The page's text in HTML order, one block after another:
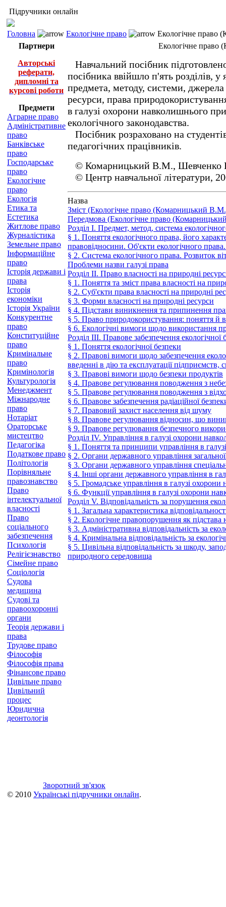
Підручники онлайн
Головна Екологічне право
Екологічне право
Партнери
Авторські
реферати,
дипломні та
курсові роботи
Предмети
Аграрне право
Адміністративне
право
Банківське
право
Господарське
право
Екологічне
право
Екологія
Етика та
Естетика
Житлове право
Журналістика
Земельне право
Інформаційне
право
Історія держави і
права
Історія
економіки
Історія України
Конкурентне
право
Конституційне
право
Кримінальне
право
Кримінологія
Культурологія
Менеджмент
Міжнародне
право
Нотаріат
Ораторське
мистецтво
Педагогіка
Податкове право
Політологія
Порівняльне
правознавство
Право
інтелектуальної
власності
Право
соціального
забезпечення
Психологія
Релігієзнавство
Сімейне право
Соціологія
Судова
медицина
Судові та
правоохоронні
органи
Теорія держави і
права
Трудове право
Філософія
Філософія права
Фінансове право
Цивільне право
Цивільний
процес
Юридична
деонтологія
Екологічне
Навчальний посібник
посібника ввійшло п'ять розділів,
предмета, методу, системи, джерела
ресурси, права
в галузі охорони навколишнього
екологічного законодавства.
Посібник розраховано на
педагогічних працівників.
© Комарницький В.М., Шевченко
© Центр навчальної літератури,
Назва
Зміст (Екологічне право (Комарницький
Передмова (Екологічне право
Розділ І. Предмет, метод, система
§ 1. Поняття екологічного права, його
правовідносини. Об'єкти екологічного
§ 2. Система екологічного права. Розвиток
Проблеми назви галузі права
Розділ II. Право власності на природні
§ 1. Поняття та зміст права власності на
§ 2. Суб'єкти права власності на природні
§ 3. Форми власності на природні ресурси
§ 4. Підстави виникнення та припинення
§ 5. Право природокористування: поняття й
§ 6. Екологічні вимоги щодо використання
Розділ III. Правове забезпечення екологічної
§ 1. Поняття екологічної безпеки
§ 2. Правові вимоги щодо забезпечення
введенні в дію та експлуатації підприємств,
§ 3. Правові вимоги щодо безпеки продуктів
§ 4. Правове регулювання поводження з
§ 5. Правове регулювання поводження з
§ 6. Правове забезпечення радіаційної
§ 7. Правовий захист населення від шуму
§ 8. Правове регулювання відносин, що
§ 9. Правове регулювання безпечного
Розділ IV. Управління в галузі охорони
§ 1. Поняття та принципи управління в
§ 2. Органи державного управління загальної
§ 3. Органи державного управління
§ 4. Інші органи державного управління в
§ 5. Громадське управління в галузі
§ 6. Функції управління в галузі охорони
Розділ V. Відповідальність за порушення
§ 1. Загальна характеристика
§ 2. Екологічне правопорушення як підстава
§ 3. Адміністративна відповідальність за
§ 4. Кримінальна відповідальність за
§ 5. Цивільна відповідальність за шкоду,
природного середовища
Зворотний зв'язок
© 2010 Українські підручники онлайн.